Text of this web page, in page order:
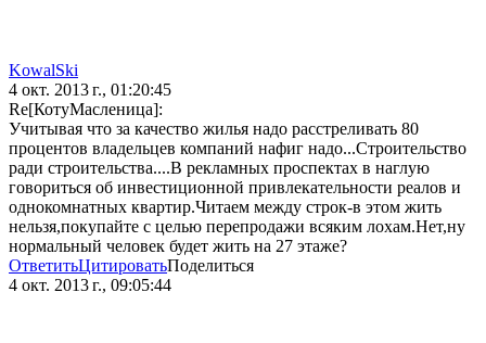
KowalSki
4 окт. 2013 г., 01:20:45
Re[КотуМасленица]:
Учитывая что за качество жилья надо расстреливать 80
процентов владельцев компаний нафиг надо...Строительство
ради строительства....В рекламных проспектах в наглую
говориться об инвестиционной привлекательности реалов и
однокомнатных квартир.Читаем между строк-в этом жить
нельзя,покупайте с целью перепродажи всяким лохам.Нет,ну
нормальный человек будет жить на 27 этаже?
ОтветитьЦитироватьПоделиться
4 окт. 2013 г., 09:05:44